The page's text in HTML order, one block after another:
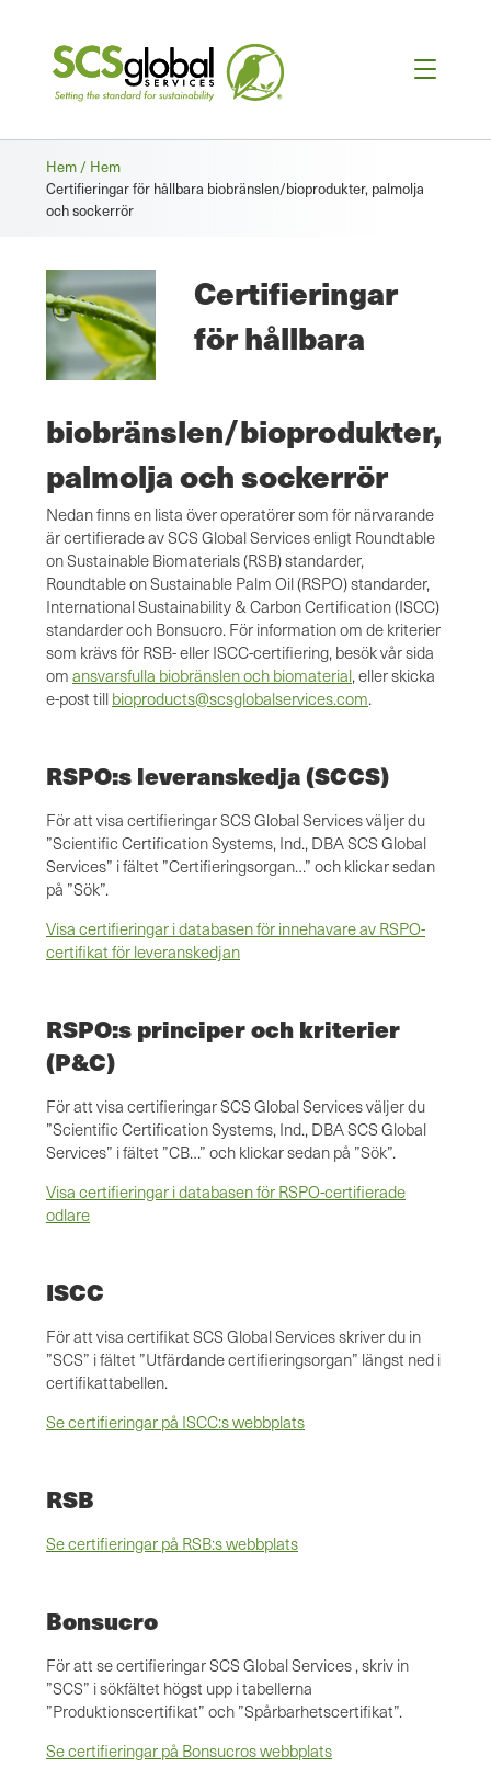
Brödsmula
Hem / Hem
Certifieringar för hållbara biobränslen/bioprodukter, palmolja
och sockerrör
Certifieringar
för hållbara
biobränslen/bioprodukter,
palmolja och sockerrör
Nedan finns en lista över operatörer som för närvarande
är certifierade av SCS Global Services enligt Roundtable
on Sustainable Biomaterials (RSB) standarder,
Roundtable on Sustainable Palm Oil (RSPO) standarder,
International Sustainability & Carbon Certification (ISCC)
standarder och Bonsucro. För information om de kriterier
som krävs för RSB- eller ISCC-certifiering, besök vår sida
om ansvarsfulla biobränslen och biomaterial, eller skicka
e-post till bioproducts@scsglobalservices.com.
RSPO:s leveranskedja (SCCS)
För att visa certifieringar SCS Global Services väljer du
”Scientific Certification Systems, Ind., DBA SCS Global
Services” i fältet ”Certifieringsorgan…” och klickar sedan
på ”Sök”.
Visa certifieringar i databasen för innehavare av RSPO-
certifikat för leveranskedjan
RSPO:s principer och kriterier
(P&C)
För att visa certifieringar SCS Global Services väljer du
”Scientific Certification Systems, Ind., DBA SCS Global
Services” i fältet ”CB…” och klickar sedan på ”Sök”.
Visa certifieringar i databasen för RSPO-certifierade
odlare
ISCC
För att visa certifikat SCS Global Services skriver du in
”SCS” i fältet ”Utfärdande certifieringsorgan” längst ned i
certifikattabellen.
Se certifieringar på ISCC:s webbplats
RSB
Se certifieringar på RSB:s webbplats
Bonsucro
För att se certifieringar SCS Global Services , skriv in
”SCS” i sökfältet högst upp i tabellerna
”Produktionscertifikat” och ”Spårbarhetscertifikat”.
Se certifieringar på Bonsucros webbplats